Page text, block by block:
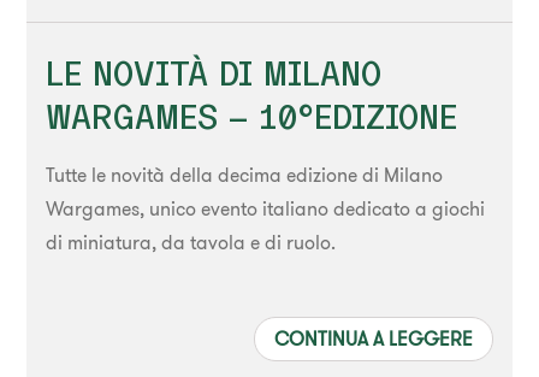
LE NOVITÀ DI MILANO
WARGAMES – 10°EDIZIONE
Tutte le novità della decima edizione di Milano
Wargames, unico evento italiano dedicato a giochi
di miniatura, da tavola e di ruolo.
CONTINUA A LEGGERE